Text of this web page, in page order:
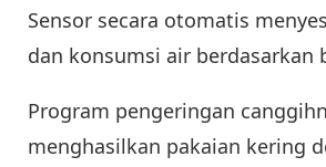
Sensor secara otomatis
dan konsumsi air berdasarkan
Program pengeringan
menghasilkan pakaian kering